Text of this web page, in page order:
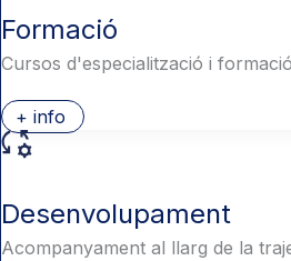
Formació
Cursos d'especialització i
+ info
Desenvolupament
Acompanyament al llarg de la